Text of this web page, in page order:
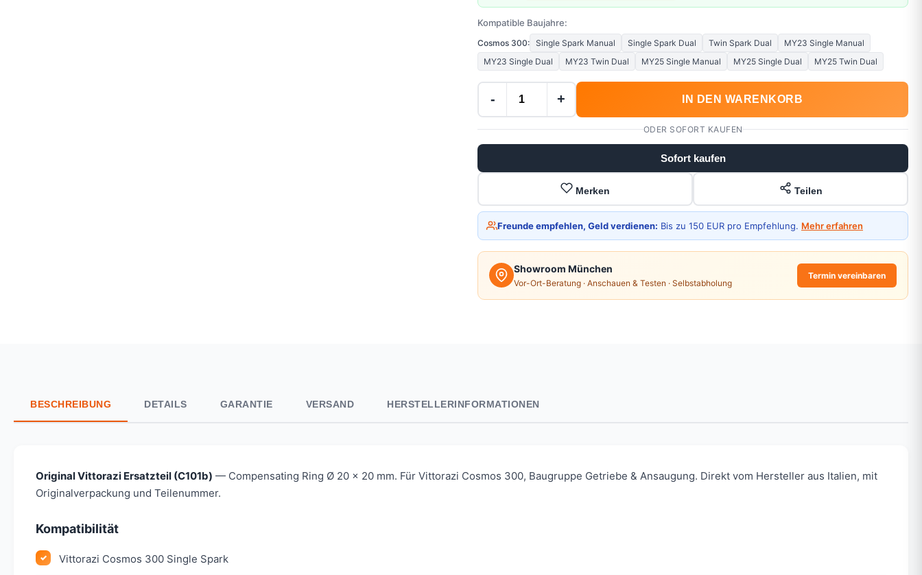
Kompatible Baujahre:
Cosmos 300: Single Spark Manual Single Spark Dual Twin Spark Dual
MY23 Single Manual
MY23 Single Dual
MY23 Twin Dual MY25 Single Manual MY25 Single Dual MY25 Twin Dual
- + IN DEN WARENKORB
ODER SOFORT KAUFEN
Sofort kaufen
Merken Teilen
Freunde empfehlen, Geld verdienen: Bis zu 150 EUR pro Empfehlung. Mehr erfahren
Showroom München
Vor-Ort-Beratung · Anschauen & Testen · Selbstabholung
Termin vereinbaren
BESCHREIBUNG DETAILS GARANTIE VERSAND HERSTELLERINFORMATIONEN
Original Vittorazi Ersatzteil (C101b) — Compensating Ring Ø 20 x 20 mm. Für Vittorazi Cosmos 300, Baugruppe Getriebe & Ansaugung. Direkt vom Hersteller aus Italien, mit
Originalverpackung und Teilenummer.
Kompatibilität
Vittorazi Cosmos 300 Single Spark